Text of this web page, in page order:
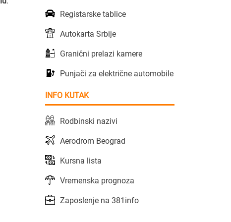
Registarske tablice
Autokarta Srbije
Granični prelazi kamere
Punjači za električne automobile
INFO KUTAK
Rodbinski nazivi
Aerodrom Beograd
Kursna lista
Vremenska prognoza
Zaposlenje na 381info